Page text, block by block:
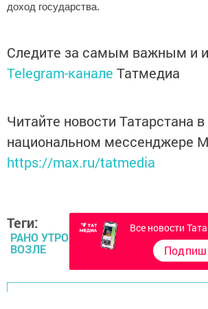
доход государства.
Следите за самым важным и
Telegram-канале Татмедиа
Читайте новости Татарстана в
национальном мессенджере
https://max.ru/tatmedia
Теги:
РАНО УТРОМ 02 ЧАСОВ 30 МИНУТ
ВОЗЛЕ
Все новости